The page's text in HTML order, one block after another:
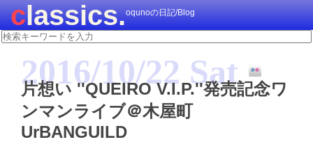
classics.oqunoの日記/Blog
2016/10/22 Sat
片想い ''QUEIRO V.I.P.''発売記念ワ
ンマンライブ＠木屋町
UrBANGUILD